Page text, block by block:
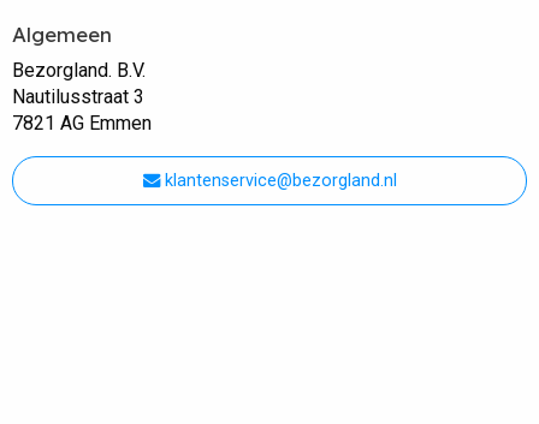
Algemeen
Bezorgland. B.V.
Nautilusstraat 3
7821 AG Emmen
klantenservice@bezorgland.nl